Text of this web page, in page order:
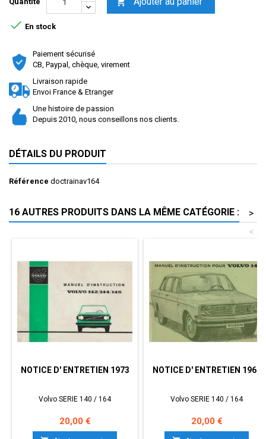
 En stock
Paiement sécurisé
CB, Paypal, chèque, virement
Livraison rapide
Envoi France & Etranger
Une histoire de passion
Depuis 2010, nous conseillons nos clients.
DÉTAILS DU PRODUIT
Référence doctrainav164
16 AUTRES PRODUITS DANS LA MÊME CATÉGORIE :
>
<
NOTICE D' ENTRETIEN 1973
Volvo SERIE 140 / 164
Prix
20,00 €
NOTICE D' ENTRETIEN 1969
Volvo SERIE 140 / 164
Prix
20,00 €